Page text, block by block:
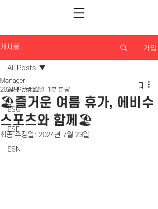
게시물 가입
All Posts
ESG
ESE
ESN
All Posts
🏖즐거운 여름 휴가, 에비수
스포츠와 함께🏖
Manager
2024년 7월 22일 1분 분량
최종 수정일: 2024년 7월 23일